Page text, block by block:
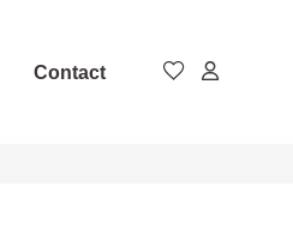
Contact